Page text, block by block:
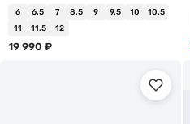
6 6.5 7 8.5 9 9.5 10
10.5
11
11.5 12
19 990 ₽